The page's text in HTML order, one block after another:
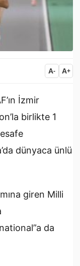
A- A+
İzmir
birlikte 1
dünyaca ünlü
giren Milli
da